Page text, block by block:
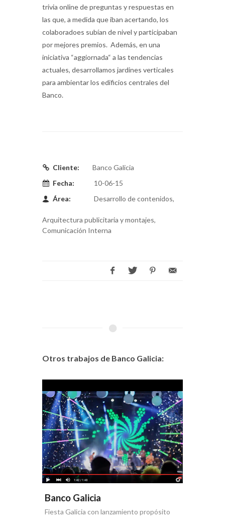
trivia online de preguntas y respuestas en
las que, a medida que iban acertando, los
colaboradoes subían de nivel y participaban
por mejores premios. Además, en una
iniciativa “aggiornada“ a las tendencias
actuales, desarrollamos jardines verticales
para ambientar los edificios centrales del
Banco.
Cliente:
Banco Galicia
Fecha:
10-06-15
Área:
Desarrollo de contenidos,
Arquitectura publicitaria y montajes,
Comunicación Interna
Otros trabajos de Banco Galicia:
Banco Galicia
Fiesta Galicia con lanzamiento propósito